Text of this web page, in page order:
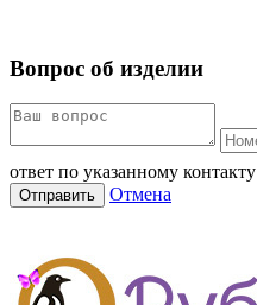
Вопрос об изделии
ответ по указанному контакту
Отправить Отмена